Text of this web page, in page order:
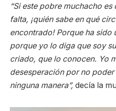
“Si este pobre muchacho
falta, ¡quién sabe en qué
encontrado! Porque ha sido
porque yo lo diga que soy
criado, que lo conocen. Yo
desesperación por no
ninguna manera”, decía la